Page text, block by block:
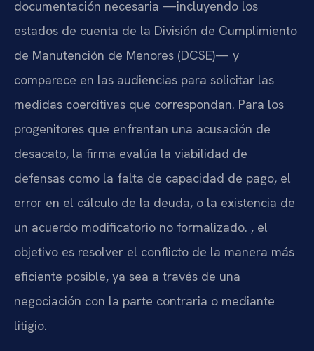
documentación necesaria —incluyendo los
estados de cuenta de la División de Cumplimiento
de Manutención de Menores (DCSE)— y
comparece en las audiencias para solicitar las
medidas coercitivas que correspondan. Para los
progenitores que enfrentan una acusación de
desacato, la firma evalúa la viabilidad de
defensas como la falta de capacidad de pago, el
error en el cálculo de la deuda, o la existencia de
un acuerdo modificatorio no formalizado. , el
objetivo es resolver el conflicto de la manera más
eficiente posible, ya sea a través de una
negociación con la parte contraria o mediante
litigio.